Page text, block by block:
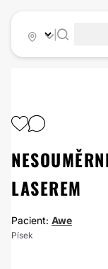
LASEREM
Pacient: Awe
Písek